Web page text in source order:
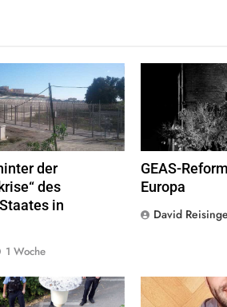
zwischen Ceuta und
© Xemenendura, CA-BY-
SA-3.0
der
des
in
1 Woche
George Floyd
GEAS-
Europa
David
im öffentlichen Raum
Freiheiten, Quelle © Armin